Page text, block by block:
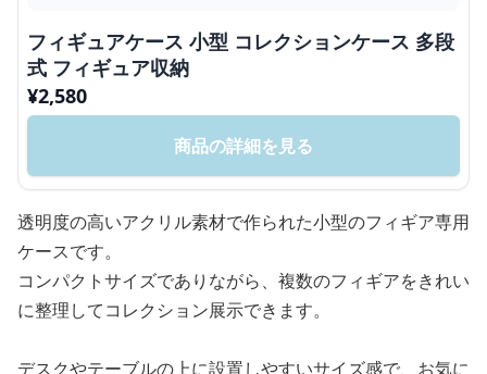
フィギュアケース 小型 コレクションケース 多段
式 フィギュア収納
¥2,580
商品の詳細を見る
透明度の高いアクリル素材で作られた小型のフィギア専用
ケースです。
コンパクトサイズでありながら、複数のフィギアをきれい
に整理してコレクション展示できます。
デスクやテーブルの上に設置しやすいサイズ感で、お気に